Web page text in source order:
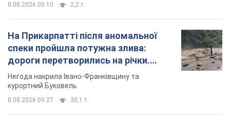
8.08.2026 05:10 2,2 т.
На Прикарпатті після аномальної
спеки пройшла потужна злива:
дороги перетворились на річки.
Відео
Негода накрила Івано-Франківщину та
курортний Буковель
8.08.2026 09:27 30,1 т.